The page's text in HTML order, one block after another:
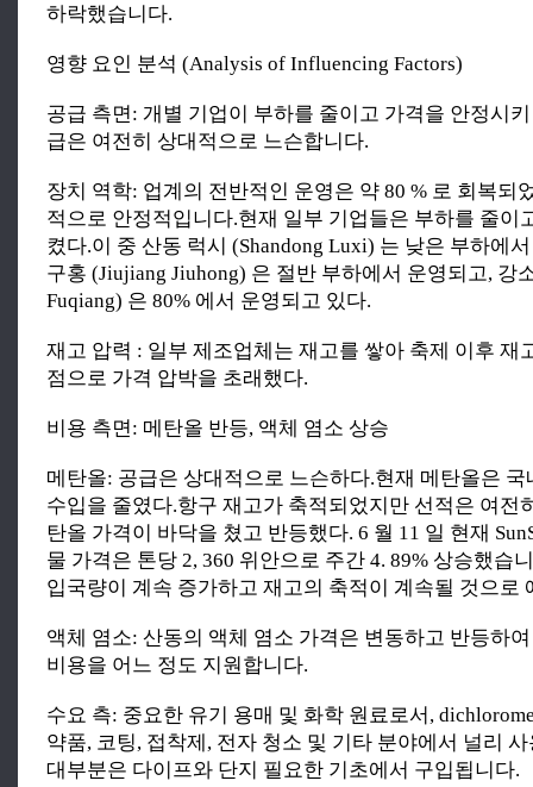
하락했습니다.
영향 요인 분석 (Analysis of Influencing Factors)
공급 측면: 개별 기업이 부하를 줄이고 가격을 안정시
급은 여전히 상대적으로 느슨합니다.
장치 역학: 업계의 전반적인 운영은 약 80 % 로 회복되
적으로 안정적입니다.현재 일부 기업들은 부하를 줄이
켰다.이 중 산동 럭시 (Shandong Luxi) 는 낮은 부하에
구홍 (Jiujiang Jiuhong) 은 절반 부하에서 운영되고, 강
Fuqiang) 은 80% 에서 운영되고 있다.
재고 압력 : 일부 제조업체는 재고를 쌓아 축제 이후 재
점으로 가격 압박을 초래했다.
비용 측면: 메탄올 반등, 액체 염소 상승
메탄올: 공급은 상대적으로 느슨하다.현재 메탄올은
수입을 줄였다.항구 재고가 축적되었지만 선적은 여전
탄올 가격이 바닥을 쳤고 반등했다. 6 월 11 일 현재
물 가격은 톤당 2, 360 위안으로 주간 4. 89% 상승했습
입국량이 계속 증가하고 재고의 축적이 계속될 것으로
액체 염소: 산동의 액체 염소 가격은 변동하고 반등하
비용을 어느 정도 지원합니다.
수요 측: 중요한 유기 용매 및 화학 원료로서,
약품, 코팅, 접착제, 전자 청소 및 기타 분야에서 널리
대부분은 다이프와 단지 필요한 기초에서 구입됩니다.